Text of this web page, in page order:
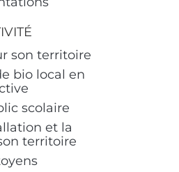
son territoire
bio local en
scolaire
et la
territoire